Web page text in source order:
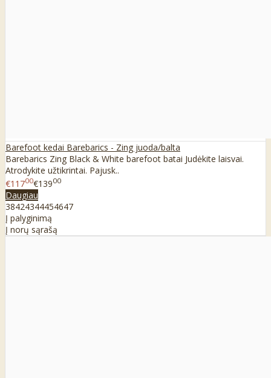
Barefoot kedai Barebarics - Zing juoda/balta
Barebarics Zing Black & White barefoot batai Judėkite laisvai.
Atrodykite užtikrintai. Pajusk..
€11700€13900
Daugiau
38424344454647
Į palyginimą
Į norų sąrašą